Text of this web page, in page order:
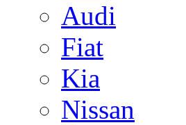
Audi
Fiat
Kia
Nissan